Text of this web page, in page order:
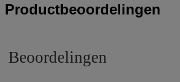
Productbeoordelingen